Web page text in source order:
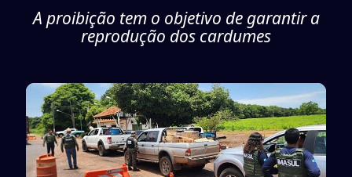
A proibição tem o objetivo de garantir a
reprodução dos cardumes